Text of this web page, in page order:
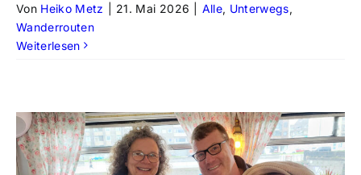
Von Heiko Metz 21. Mai 2026 Alle, Unterwegs,
Wanderrouten
Weiterlesen